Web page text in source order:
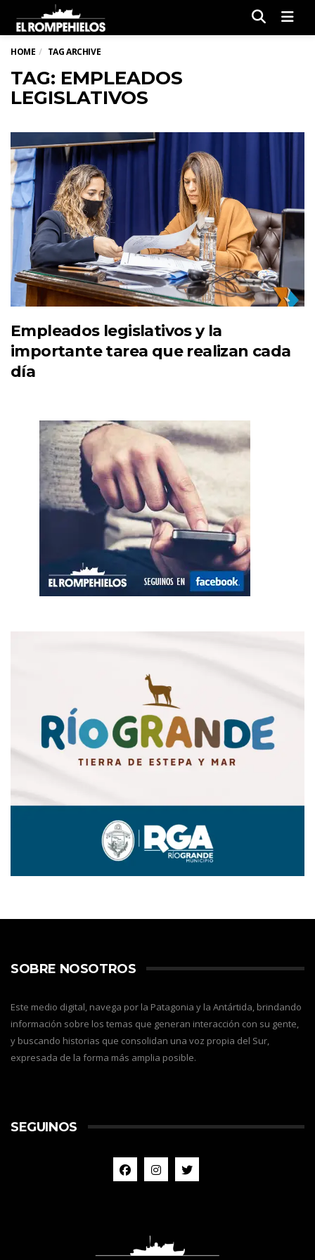
HOME TAG ARCHIVE
TAG: EMPLEADOS
LEGISLATIVOS
Empleados legislativos y la
importante tarea que realizan cada
día
SOBRE NOSOTROS
Este medio digital, navega por la Patagonia y la Antártida, brindando
información sobre los temas que generan interacción con su gente,
y buscando historias que consolidan una voz propia del Sur,
expresada de la forma más amplia posible.
SEGUINOS